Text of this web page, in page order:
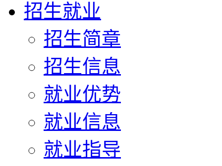
招生就业
招生简章
招生信息
就业优势
就业信息
就业指导